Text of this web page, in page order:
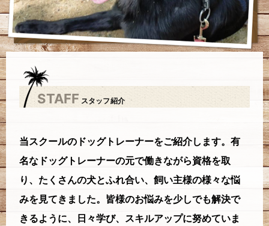
STAFF スタッフ紹介
当スクールのドッグトレーナーをご紹介します。有
名なドッグトレーナーの元で働きながら資格を取
り、たくさんの犬とふれ合い、飼い主様の様々な悩
みを見てきました。皆様のお悩みを少しでも解決で
きるように、日々学び、スキルアップに努めていま